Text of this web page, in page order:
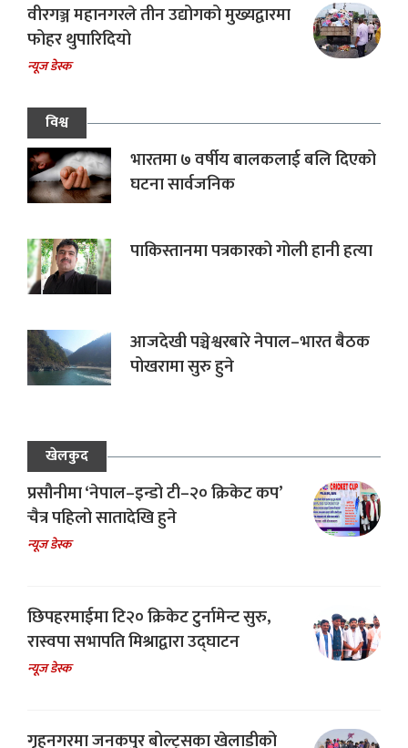
वीरगञ्ज महानगरले तीन उद्योगको मुख्यद्वारमा
फोहर थुपारिदियो
न्यूज डेस्क
विश्व
भारतमा ७ वर्षीय बालकलाई बलि दिएको
घटना सार्वजनिक
पाकिस्तानमा पत्रकारको गोली हानी हत्या
आजदेखी पञ्चेश्वरबारे नेपाल–भारत बैठक
पोखरामा सुरु हुने
खेलकुद
प्रसौनीमा ‘नेपाल–इन्डो टी–२० क्रिकेट कप’
चैत्र पहिलो सातादेखि हुने
न्यूज डेस्क
छिपहरमाईमा टि२० क्रिकेट टुर्नामेन्ट सुरु,
रास्वपा सभापति मिश्राद्वारा उद्घाटन
न्यूज डेस्क
गृहनगरमा जनकपुर बोल्ट्सका खेलाडीको